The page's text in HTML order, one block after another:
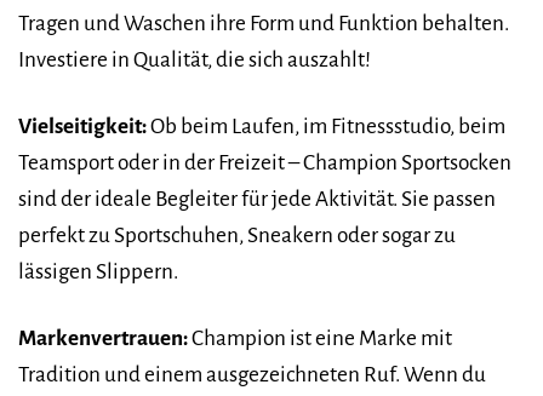
Tragen und Waschen ihre Form und Funktion behalten.
Investiere in Qualität, die sich auszahlt!
Vielseitigkeit:Ob beim Laufen, im Fitnessstudio, beim
Teamsport oder in der Freizeit – Champion Sportsocken
sind der ideale Begleiter für jede Aktivität. Sie passen
perfekt zu Sportschuhen, Sneakern oder sogar zu
lässigen Slippern.
Markenvertrauen:Champion ist eine Marke mit
Tradition und einem ausgezeichneten Ruf. Wenn du